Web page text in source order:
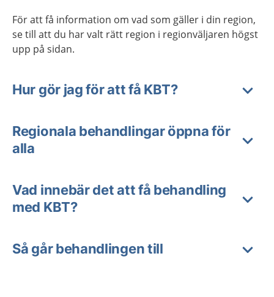
För att få information om vad som gäller i din region,
se till att du har valt rätt region i regionväljaren högst
upp på sidan.
Hur gör jag för att få KBT?
Regionala behandlingar öppna för
alla
Vad innebär det att få behandling
med KBT?
Så går behandlingen till